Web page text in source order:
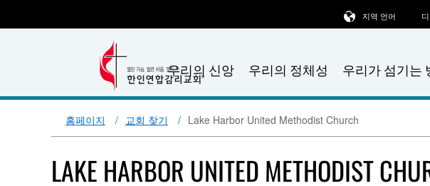
우리의 신앙 우리의 정체성 우리가 섬기는
지역 언어
홈페이지 교회 찾기 Lake Harbor United Methodist Church
LAKE HARBOR UNITED METHODIST